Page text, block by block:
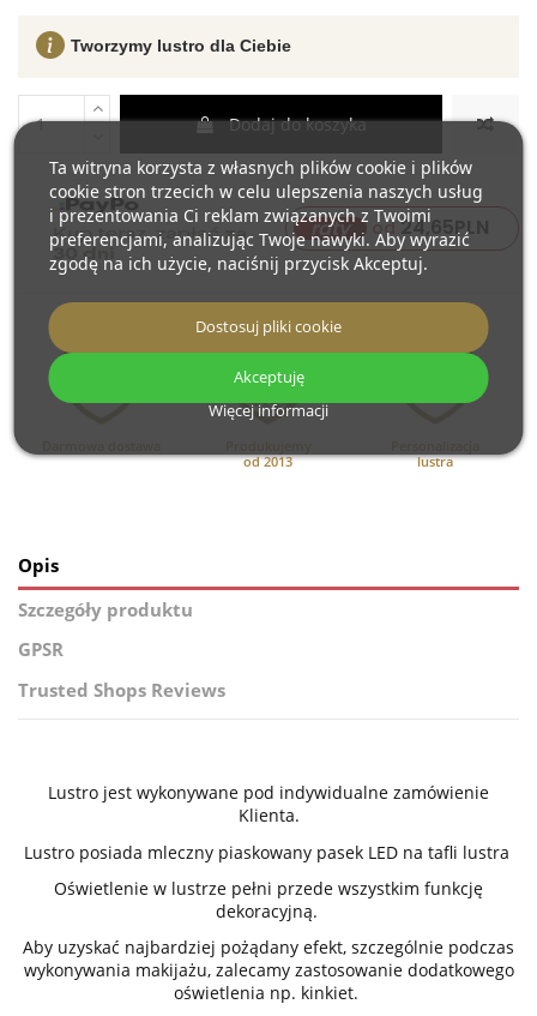
Dodaj do koszyka
Tworzymy lustro dla Ciebie
raty od 24,65 PLN
od 2013
lustra
Opis
Szczegóły produktu
GPSR
Trusted Shops Reviews
Lustro jest wykonywane pod indywidualne zamówienie
Klienta.
Lustro posiada mleczny piaskowany pasek LED na tafli lustra
Oświetlenie w lustrze pełni przede wszystkim funkcję
dekoracyjną.
Aby uzyskać najbardziej pożądany efekt, szczególnie podczas
wykonywania makijażu, zalecamy zastosowanie dodatkowego
oświetlenia np. kinkiet.
Ta witryna korzysta z własnych plików cookie i plików
cookie stron trzecich w celu ulepszenia naszych usług
i prezentowania Ci reklam związanych z Twoimi
preferencjami, analizując Twoje nawyki. Aby wyrazić
zgodę na ich użycie, naciśnij przycisk Akceptuj.
Więcej informacji
Dostosuj pliki cookie
Akceptuję